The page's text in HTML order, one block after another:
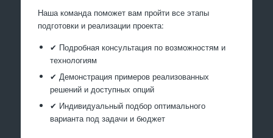
Наша команда поможет вам пройти все этапы
подготовки и реализации проекта:
✔ Подробная консультация по возможностям и
технологиям
✔ Демонстрация примеров реализованных
решений и доступных опций
✔ Индивидуальный подбор оптимального
варианта под задачи и бюджет